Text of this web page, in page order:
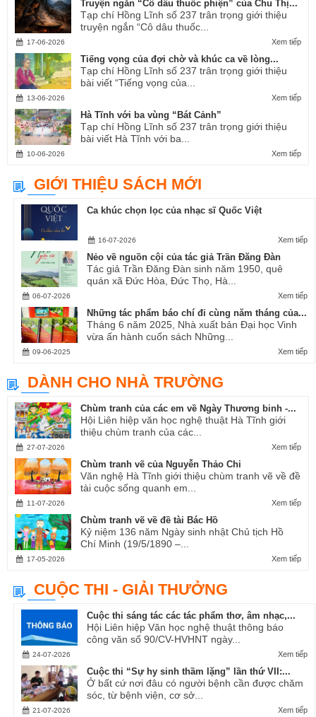
Truyện ngắn “Cô dâu thuốc phiện” của Chu Thị...
Tạp chí Hồng Lĩnh số 237 trân trọng giới thiệu
truyện ngắn “Cô dâu thuốc...
Xem tiếp
17-06-2026
Tiếng vọng của đợi chờ và khúc ca về lòng...
Tạp chí Hồng Lĩnh số 237 trân trọng giới thiệu
bài viết “Tiếng vọng của...
Xem tiếp
13-06-2026
Hà Tĩnh với ba vùng “Bát Cảnh”
Tạp chí Hồng Lĩnh số 237 trân trọng giới thiệu
bài viết Hà Tĩnh với ba...
Xem tiếp
10-06-2026
GIỚI THIỆU SÁCH MỚI
Ca khúc chọn lọc của nhạc sĩ Quốc Việt
Xem tiếp
16-07-2026
Nẻo về nguồn cội của tác giả Trần Đăng Đàn
Tác giả Trần Đăng Đàn sinh năm 1950, quê
quán xã Đức Hòa, Đức Thọ, Hà...
Xem tiếp
06-07-2026
Những tác phẩm báo chí đi cùng năm tháng của...
Tháng 6 năm 2025, Nhà xuất bản Đại học Vinh
vừa ấn hành cuốn sách Những...
Xem tiếp
09-06-2025
DÀNH CHO NHÀ TRƯỜNG
Chùm tranh của các em về Ngày Thương binh -...
Hội Liên hiệp văn học nghệ thuật Hà Tĩnh giới
thiệu chùm tranh của các...
Xem tiếp
27-07-2026
Chùm tranh vẽ của Nguyễn Thảo Chi
Văn nghệ Hà Tĩnh giới thiệu chùm tranh vẽ về đề
tài cuộc sống quanh em...
Xem tiếp
11-07-2026
Chùm tranh vẽ về đề tài Bác Hồ
Kỷ niệm 136 năm Ngày sinh nhật Chủ tịch Hồ
Chí Minh (19/5/1890 –...
Xem tiếp
17-05-2026
CUỘC THI - GIẢI THƯỞNG
Cuộc thi sáng tác các tác phẩm thơ, âm nhạc,...
Hội Liên hiệp Văn học nghệ thuật thông báo
công văn số 90/CV-HVHNT ngày...
Xem tiếp
24-07-2026
Cuộc thi “Sự hy sinh thầm lặng” lần thứ VII:...
Ở bất cứ nơi đâu có người bệnh cần được chăm
sóc, từ bệnh viện, cơ sở...
Xem tiếp
21-07-2026